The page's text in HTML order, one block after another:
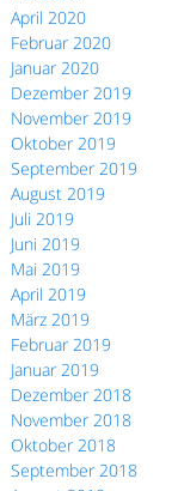
April 2020
Februar 2020
Januar 2020
Dezember 2019
November 2019
Oktober 2019
September 2019
August 2019
Juli 2019
Juni 2019
Mai 2019
April 2019
März 2019
Februar 2019
Januar 2019
Dezember 2018
November 2018
Oktober 2018
September 2018